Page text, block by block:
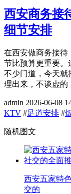
西安商务接
细节安排
在西安做商务接待
节比预算更重要。
不少门道，今天
理出来，不谈虚的
admin 2026-06-08
KTV #足道安排 #
随机图文
西安五家特
交的